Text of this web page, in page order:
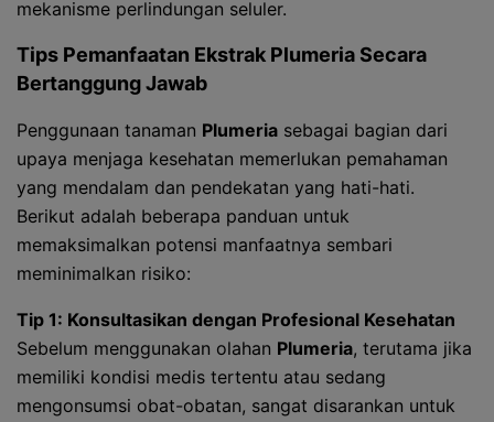
mekanisme perlindungan seluler.
Tips Pemanfaatan Ekstrak Plumeria Secara
Bertanggung Jawab
Penggunaan tanaman Plumeria sebagai bagian dari
upaya menjaga kesehatan memerlukan pemahaman
yang mendalam dan pendekatan yang hati-hati.
Berikut adalah beberapa panduan untuk
memaksimalkan potensi manfaatnya sembari
meminimalkan risiko:
Tip 1: Konsultasikan dengan Profesional Kesehatan
Sebelum menggunakan olahan Plumeria, terutama jika
memiliki kondisi medis tertentu atau sedang
mengonsumsi obat-obatan, sangat disarankan untuk